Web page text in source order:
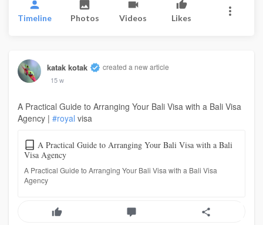
Timeline Photos Videos Likes
katak kotak created a new article
15 w
A Practical Guide to Arranging Your Bali Visa with a Bali Visa
Agency | #royal visa
A Practical Guide to Arranging Your Bali Visa with a Bali
Visa Agency
A Practical Guide to Arranging Your Bali Visa with a Bali Visa
Agency